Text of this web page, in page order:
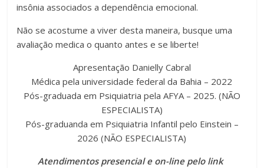
insônia associados a dependência emocional.
Não se acostume a viver desta maneira, busque uma
avaliação medica o quanto antes e se liberte!
Apresentação Danielly Cabral
Médica pela universidade federal da Bahia – 2022
Pós-graduada em Psiquiatria pela AFYA – 2025. (NÃO
ESPECIALISTA)
Pós-graduanda em Psiquiatria Infantil pelo Einstein –
2026 (NÃO ESPECIALISTA)
Atendimentos presencial e on-line pelo link